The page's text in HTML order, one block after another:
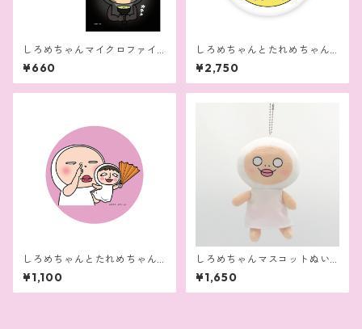
しろめちゃんマイクロファイ
バータオル
¥660
しろめちゃんとたれめちゃん
クッション
¥2,750
しろめちゃんとたれめちゃん
ステッカー（5枚セット）
¥1,100
しろめちゃんマスコットぬい
ぐるみ
¥1,650